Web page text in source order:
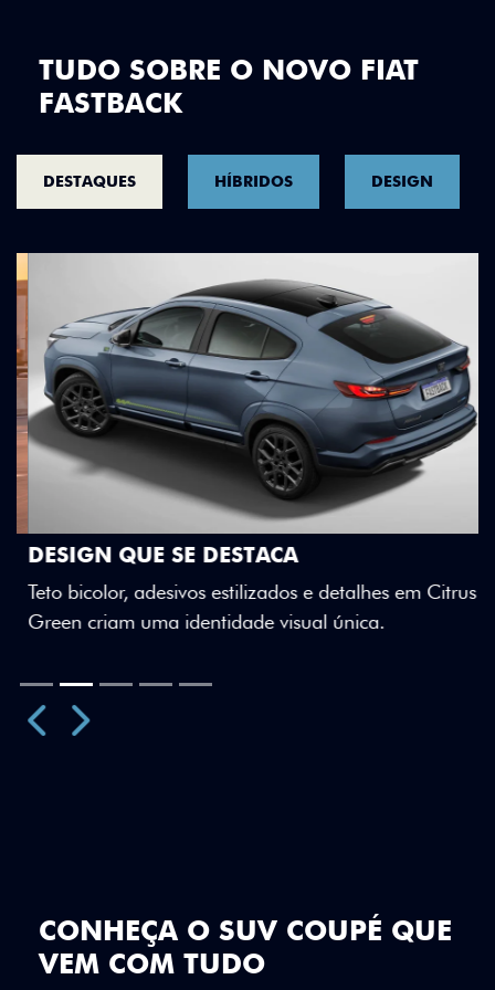
TUDO SOBRE O NOVO FIAT
FASTBACK
DESTAQUES HÍBRIDOS DESIGN
DESIGN QUE SE DESTACA
Teto bicolor, adesivos estilizados e detalhes em Citrus
Green criam uma identidade visual única.
Previous
Next
CONHEÇA O SUV COUPÉ QUE
VEM COM TUDO